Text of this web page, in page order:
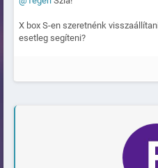
X box S-en szeretnénk
esetleg segíteni?